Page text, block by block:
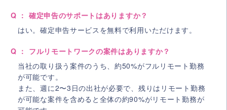
Q ： 確定申告のサポートはありますか？
はい。確定申告サービスを無料で利用いただけます。
Q ： フルリモートワークの案件はありますか？
当社の取り扱う案件のうち、約50%がフルリモート勤務
が可能です。
また、週に2〜3日の出社が必要で、残りはリモート勤務
が可能な案件を含めると全体の約90%がリモート勤務が